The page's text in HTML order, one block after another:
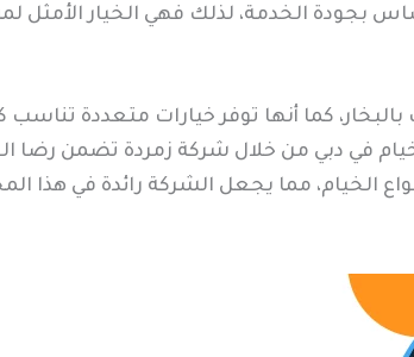
بجودة الخدمة، لذلك فهي الخيار الأمثل
كما أنها توفر خيارات متعددة تناسب
في دبي من خلال شركة زمردة تضمن رضا
الخيام، مما يجعل الشركة رائدة في هذا